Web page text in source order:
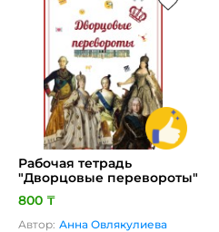
Рабочая тетрадь
"Дворцовые перевороты"
800 ₸
Автор: Анна Овлякулиева